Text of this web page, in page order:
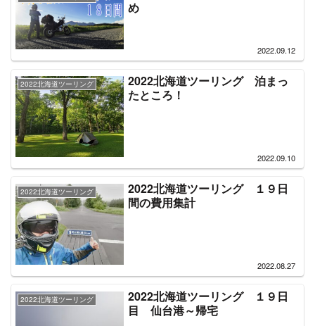
め
2022.09.12
2022北海道ツーリング
2022北海道ツーリング 泊まっ
たところ！
2022.09.10
2022北海道ツーリング
2022北海道ツーリング １９日
間の費用集計
2022.08.27
2022北海道ツーリング
2022北海道ツーリング １９日
目 仙台港～帰宅